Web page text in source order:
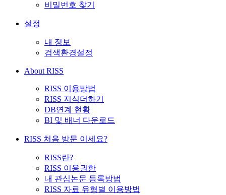
비밀번호 찾기
설정
내 정보
검색환경설정
About RISS
RISS 이용방법
RISS 지식더하기
DB연계 현황
BI 및 배너 다운로드
RISS 처음 방문 이세요?
RISS란?
RISS 이용권한
내 관심논문 등록방법
RISS 자료 유형별 이용방법